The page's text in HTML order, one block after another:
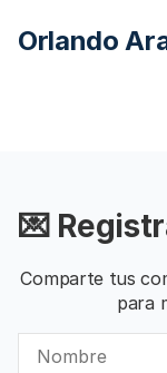
Orlando
💌
Comparte tus
para